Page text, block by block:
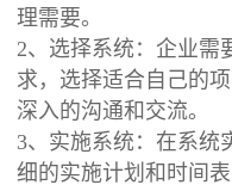
理需要。
2、选择系统：企业需
求，选择适合自己的
深入的沟通和交流。
3、实施系统：在系统
细的实施计划和时间